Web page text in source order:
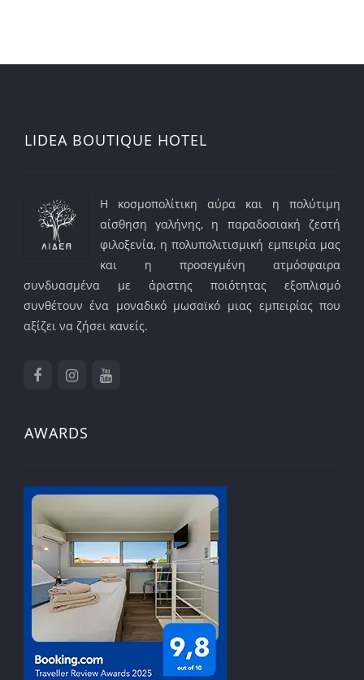
LIDEA BOUTIQUE HOTEL
Η κοσμοπολίτικη αύρα και η πολύτιμη
αίσθηση γαλήνης, η παραδοσιακή ζεστή
φιλοξενία, η πολυπολιτισμική εμπειρία μας
και η προσεγμένη ατμόσφαιρα
συνδυασμένα με άριστης ποιότητας εξοπλισμό
συνθέτουν ένα μοναδικό μωσαϊκό μιας εμπειρίας που
αξίζει να ζήσει κανείς.
AWARDS